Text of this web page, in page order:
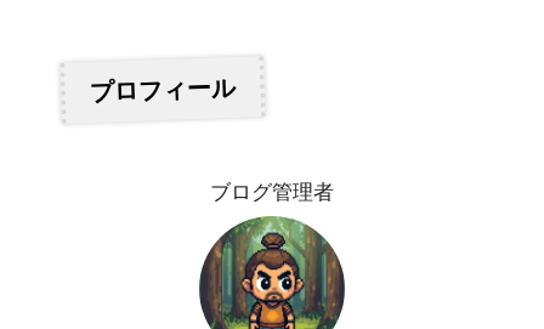
プロフィール
ブログ管理者